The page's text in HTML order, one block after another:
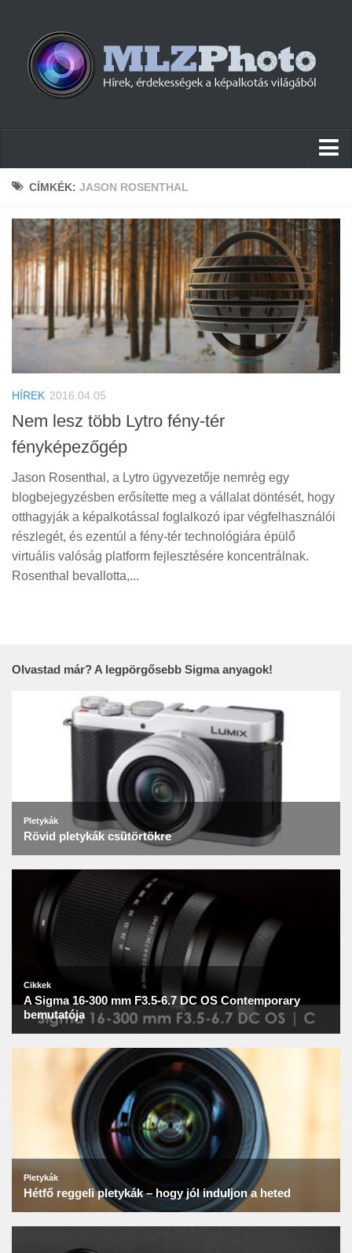
Hírek
Cikkek
Szoftver
Firmware
Tudástár
Tanácsok
Érdekességek
Helyszíni Riport
E-BB
CÍMKÉK: JASON ROSENTHAL
HÍREK 2016.04.05
Nem lesz több Lytro fény-tér
fényképezőgép
Jason Rosenthal, a Lytro ügyvezetője nemrég egy
blogbejegyzésben erősítette meg a vállalat döntését, hogy
otthagyják a képalkotással foglalkozó ipar végfelhasználói
részlegét, és ezentúl a fény-tér technológiára épülő
virtuális valóság platform fejlesztésére koncentrálnak.
Rosenthal bevallotta,...
Olvastad már? A legpörgősebb Sigma anyagok!